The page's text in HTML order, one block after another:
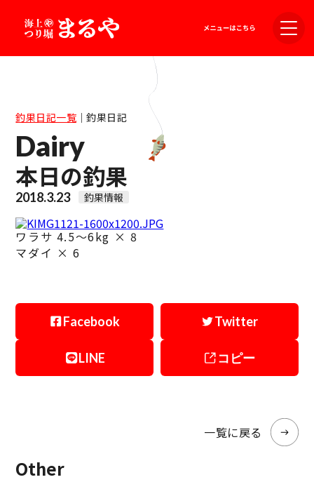
釣果日記一覧｜釣果日記
Dairy
本日の釣果
2018.3.23 釣果情報
ワラサ 4.5～6kg × 8
マダイ × 6
Facebook Twitter
LINE コピー
一覧に戻る
Other